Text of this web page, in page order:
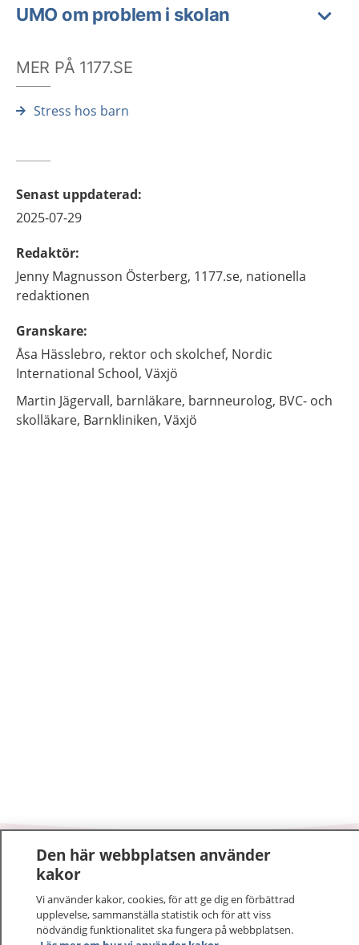
UMO om problem i skolan
MER PÅ 1177.SE
Stress hos barn
Senast uppdaterad:
2025-07-29
Redaktör:
Jenny Magnusson Österberg, 1177.se, nationella
redaktionen
Granskare:
Åsa Hässlebro, rektor och skolchef, Nordic
International School, Växjö
Martin Jägervall, barnläkare, barnneurolog, BVC- och
skolläkare, Barnkliniken, Växjö
1177–tryggt om din hälsa och vård
På 1177.se får du råd om hälsa och information om
sjukdomar och vilka mottagningar du kan kontakta.
Den här webbplatsen använder
kakor
Vi använder kakor, cookies, för att ge dig en förbättrad
upplevelse, sammanställa statistik och för att viss
nödvändig funktionalitet ska fungera på webbplatsen.